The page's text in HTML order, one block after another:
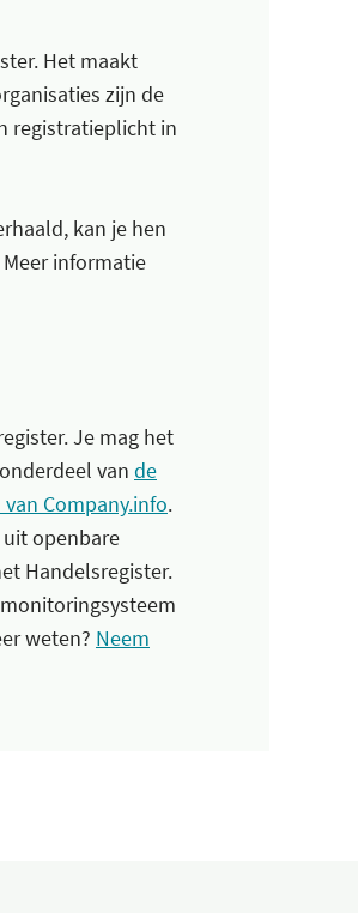
Het maakt
zijn de
registratieplicht in
kan je hen
informatie
Je mag het
van de
Company.info.
openbare
Handelsregister.
weten? Neem